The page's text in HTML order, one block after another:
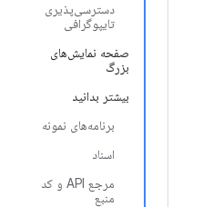
دسترسی‌پذیری
تایپوگرافی
صفحه نمایش‌های
بزرگ
بیشتر بدانید
برنامه‌های نمونه
اسناد
مرجع API و کد
منبع